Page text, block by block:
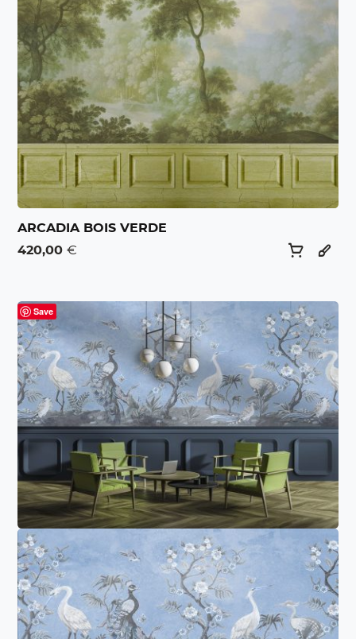
ARCADIA BOIS VERDE
420,00€
Save